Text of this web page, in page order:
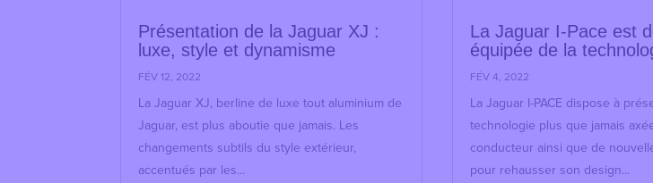
Présentation de la Jaguar XJ :
luxe, style et dynamisme
FÉV 12, 2022
La Jaguar XJ, berline de luxe tout aluminium de
Jaguar, est plus aboutie que jamais. Les
changements subtils du style extérieur,
accentués par les...
La Jaguar I-Pace est
équipée de la
FÉV 4, 2022
La Jaguar I-PACE dispose à
technologie plus que jamais
conducteur ainsi que de
pour rehausser son design...